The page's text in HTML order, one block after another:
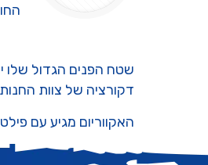
שטח הפנים הגדול שלו
דקורציה של צוות
האקווריום מגיע עם